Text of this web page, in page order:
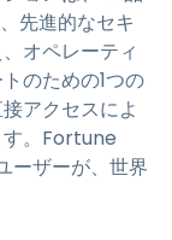
先進的なセキ
オペレーティ
のための1つの
アクセスによ
す。Fortune
ーザーが、世界